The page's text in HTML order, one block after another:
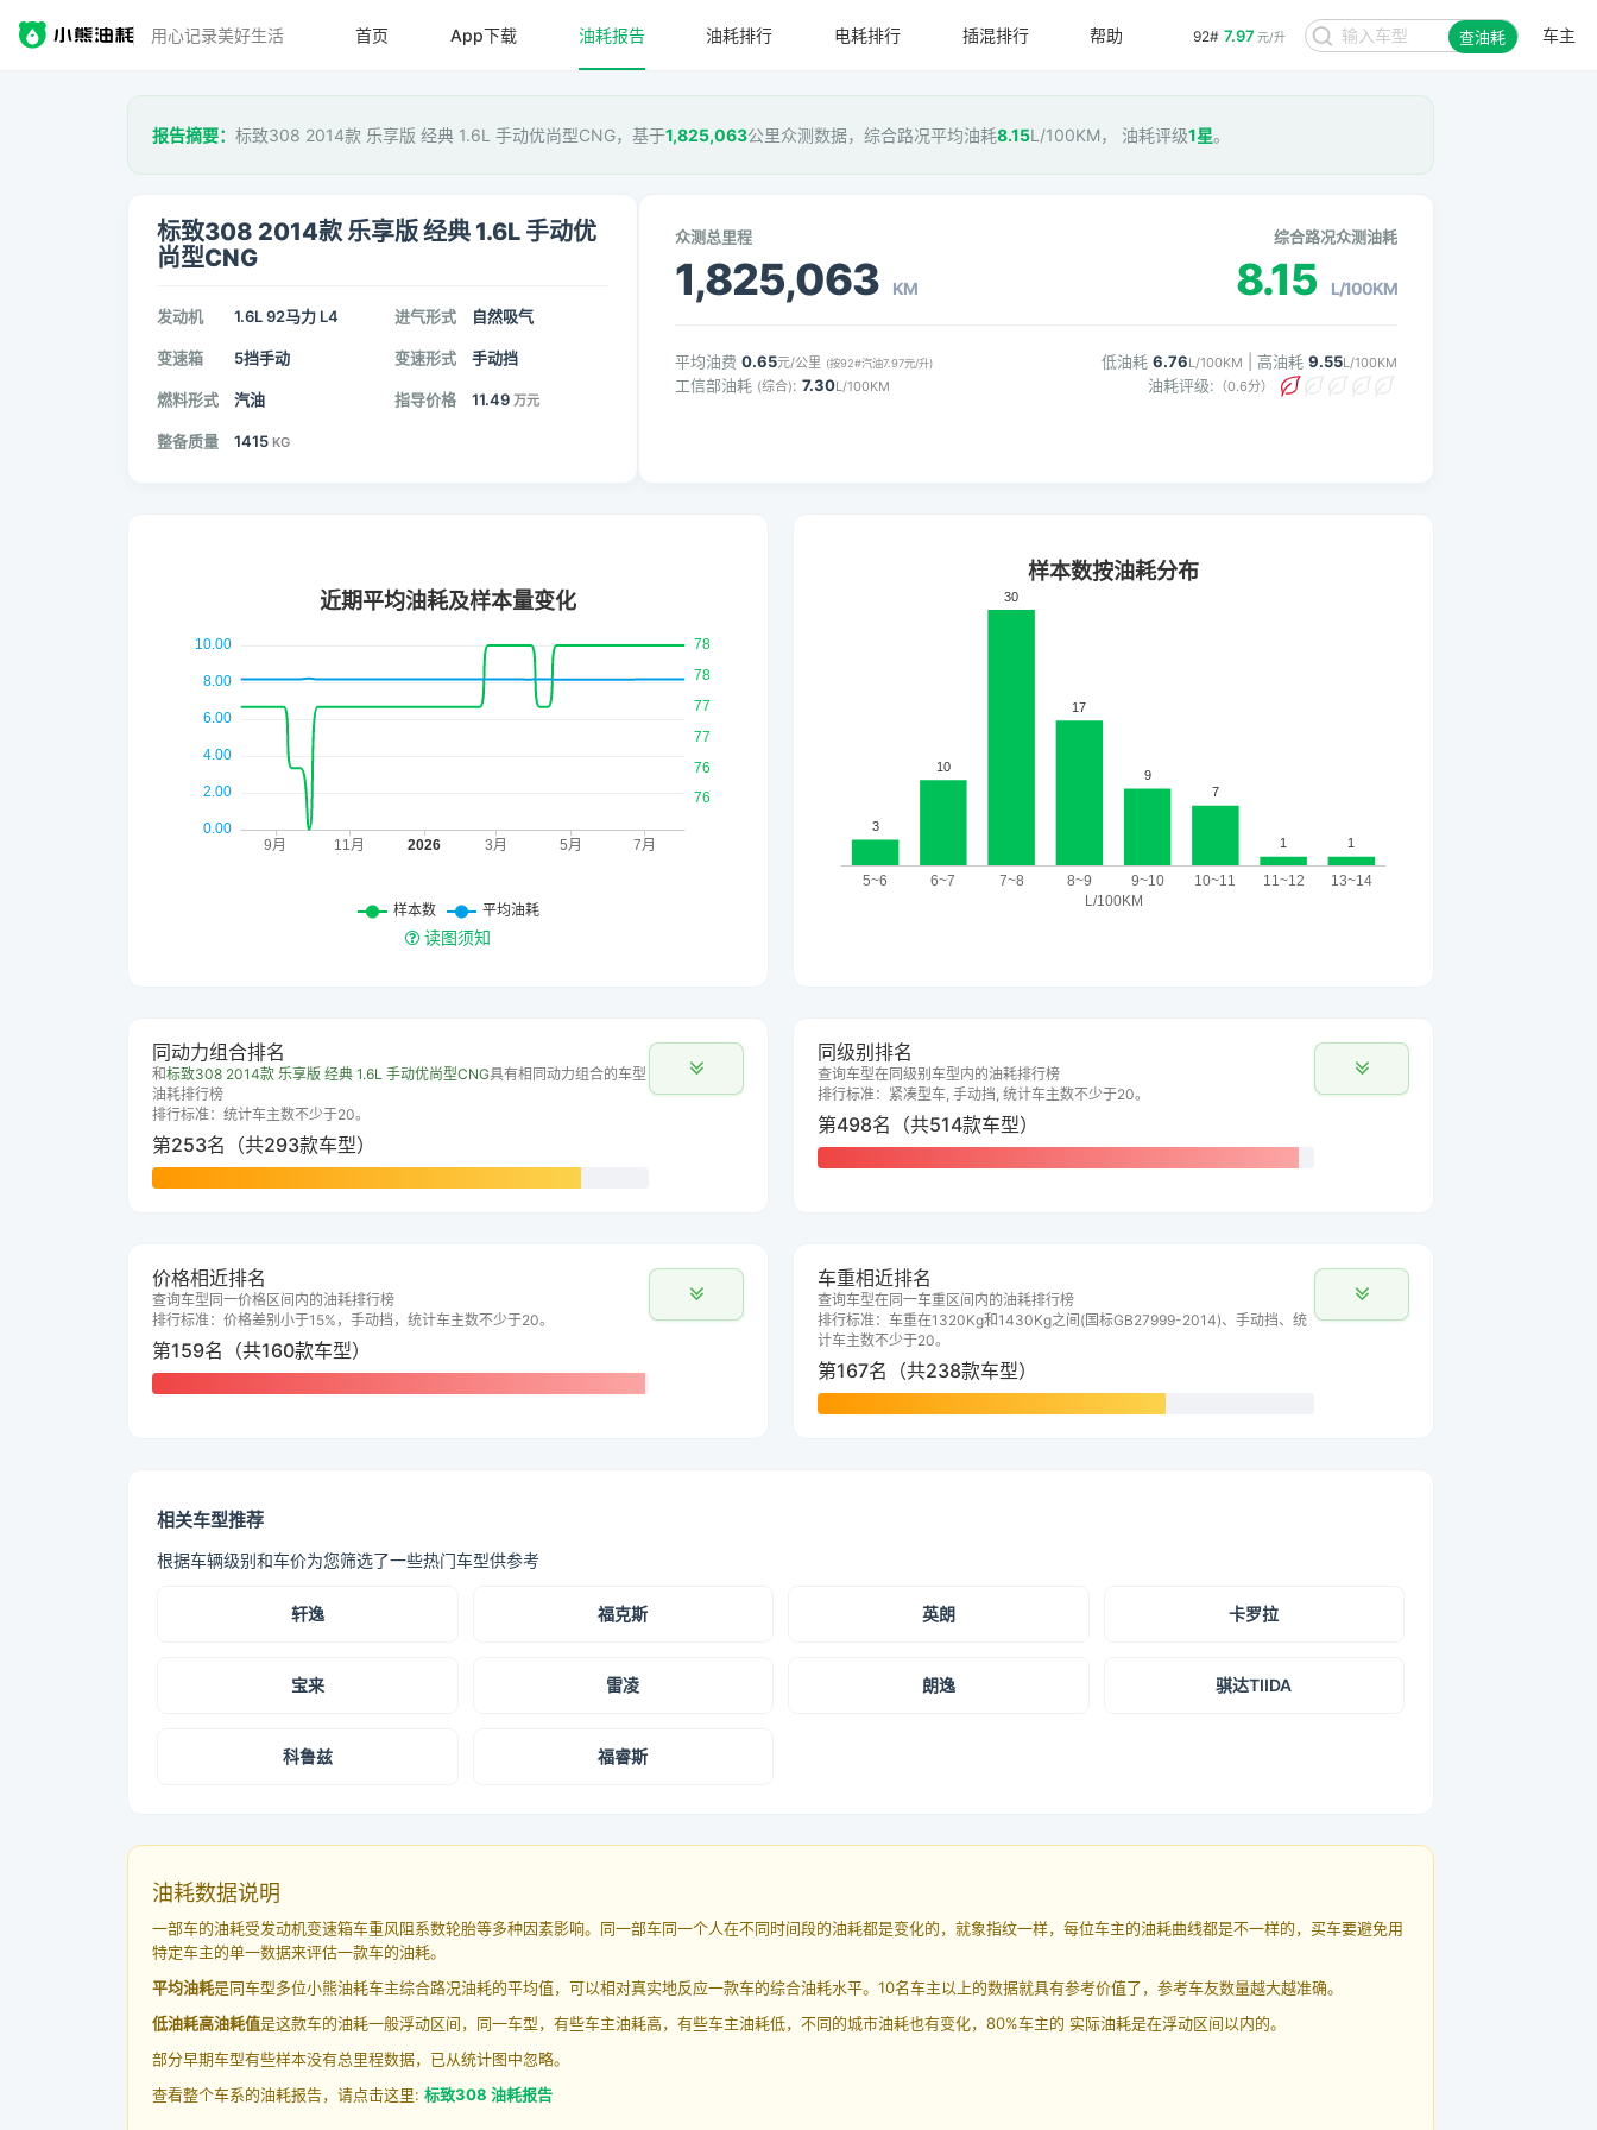
用心记录美好生活 92# 7.97 元/升 查油耗 车主
首页 App下载 油耗报告 油耗排行 电耗排行 插混排行 帮助
报告摘要： 标致308 2014款 乐享版 经典 1.6L 手动优尚型CNG，基于1,825,063公里众测数据，综合路况平均油耗8.15L/100KM， 油耗评级1星。
标致308 2014款 乐享版 经典 1.6L 手动优
尚型CNG
发动机 1.6L 92马力 L4 进气形式 自然吸气
变速箱 5挡手动 变速形式 手动挡
燃料形式 汽油 指导价格 11.49 万元
整备质量 1415 KG
众测总里程
1,825,063 KM
综合路况众测油耗
8.15 L/100KM
平均油费 0.65元/公里 (按92#汽油7.97元/升)
工信部油耗 (综合): 7.30L/100KM
低油耗 6.76L/100KM | 高油耗 9.55L/100KM
油耗评级: （0.6分）
读图须知
同动力组合排名
和标致308 2014款 乐享版 经典 1.6L 手动优尚型CNG具有相同动力组合的车型
油耗排行榜
排行标准：统计车主数不少于20。
第253名（共293款车型）
同级别排名
查询车型在同级别车型内的油耗排行榜
排行标准：紧凑型车, 手动挡, 统计车主数不少于20。
第498名（共514款车型）
价格相近排名
查询车型同一价格区间内的油耗排行榜
排行标准：价格差别小于15%，手动挡，统计车主数不少于20。
第159名（共160款车型）
车重相近排名
查询车型在同一车重区间内的油耗排行榜
排行标准：车重在1320Kg和1430Kg之间(国标GB27999-2014)、手动挡、统
计车主数不少于20。
第167名（共238款车型）
相关车型推荐
根据车辆级别和车价为您筛选了一些热门车型供参考
轩逸 福克斯 英朗 卡罗拉
宝来 雷凌 朗逸 骐达TIIDA
科鲁兹 福睿斯
油耗数据说明
一部车的油耗受发动机变速箱车重风阻系数轮胎等多种因素影响。同一部车同一个人在不同时间段的油耗都是变化的，就象指纹一样，每位车主的油耗曲线都是不一样的，买车要避免用
特定车主的单一数据来评估一款车的油耗。
平均油耗是同车型多位小熊油耗车主综合路况油耗的平均值，可以相对真实地反应一款车的综合油耗水平。10名车主以上的数据就具有参考价值了，参考车友数量越大越准确。
低油耗高油耗值是这款车的油耗一般浮动区间，同一车型，有些车主油耗高，有些车主油耗低，不同的城市油耗也有变化，80%车主的 实际油耗是在浮动区间以内的。
部分早期车型有些样本没有总里程数据，已从统计图中忽略。
查看整个车系的油耗报告，请点击这里: 标致308 油耗报告